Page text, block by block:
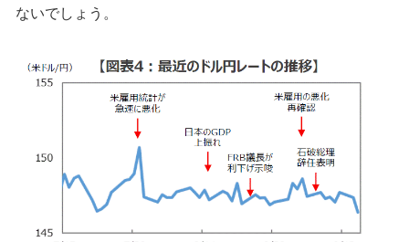
ないでしょう。